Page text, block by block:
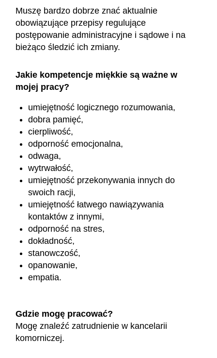
Muszę bardzo dobrze znać aktualnie
obowiązujące przepisy regulujące
postępowanie administracyjne i sądowe i na
bieżąco śledzić ich zmiany.
Jakie kompetencje miękkie są ważne w
mojej pracy?
umiejętność logicznego rozumowania,
dobra pamięć,
cierpliwość,
odporność emocjonalna,
odwaga,
wytrwałość,
umiejętność przekonywania innych do
swoich racji,
umiejętność łatwego nawiązywania
kontaktów z innymi,
odporność na stres,
dokładność,
stanowczość,
opanowanie,
empatia.
Gdzie mogę pracować?
Mogę znaleźć zatrudnienie w kancelarii
komorniczej.